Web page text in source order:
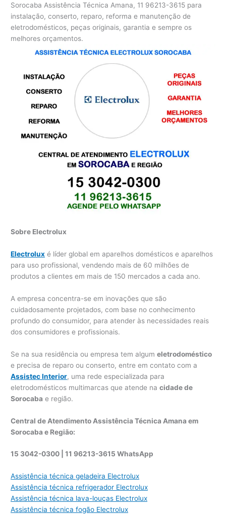
Sorocaba Assistência Técnica Amana, 11 96213-3615 para
instalação, conserto, reparo, reforma e manutenção de
eletrodomésticos, peças originais, garantia e sempre os
melhores orçamentos.
Sobre Electrolux
Electrolux é líder global em aparelhos domésticos e aparelhos
para uso profissional, vendendo mais de 60 milhões de
produtos a clientes em mais de 150 mercados a cada ano.
A empresa concentra-se em inovações que são
cuidadosamente projetados, com base no conhecimento
profundo do consumidor, para atender às necessidades reais
dos consumidores e profissionais.
Se na sua residência ou empresa tem algumeletrodoméstico
e precisa de reparo ou conserto, entre em contato com a
Assistec Interior, uma rede especializada para
eletrodomésticos multimarcas que atende nacidade de
Sorocaba e região.
Central de Atendimento Assistência Técnica Amana em
Sorocaba e Região:
15 3042-0300 | 11 96213-3615 WhatsApp
Assistência técnica geladeira Electrolux
Assistência técnica refrigerador Electrolux
Assistência técnica lava-louças Electrolux
Assistência técnica fogão Electrolux